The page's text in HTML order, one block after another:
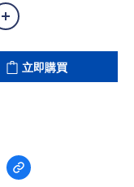
立即購買